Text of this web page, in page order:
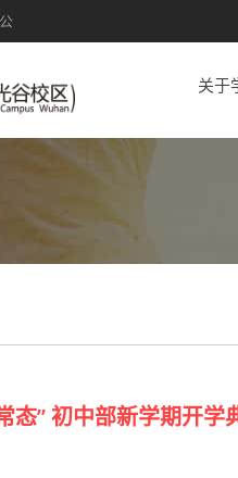
关于
态” 初中部新学期开学